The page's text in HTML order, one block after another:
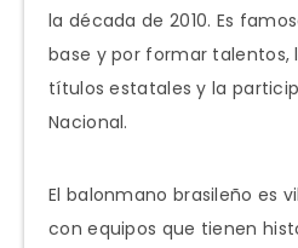
la década de 2010. Es
base y por formar talentos,
títulos estatales y la
Nacional.
El balonmano brasileño es
con equipos que tienen